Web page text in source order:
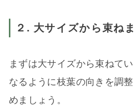
２. 大サイズから束ね
まずは大サイズから束ねて
なるように枝葉の向きを調
めましょう。